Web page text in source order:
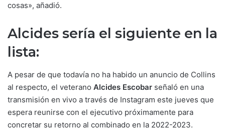
cosas», añadió.
Alcides sería el siguiente en la
lista:
A pesar de que todavía no ha habido un anuncio de Collins
al respecto, el veterano Alcides Escobar señaló en una
transmisión en vivo a través de Instagram este jueves que
espera reunirse con el ejecutivo próximamente para
concretar su retorno al combinado en la 2022-2023.